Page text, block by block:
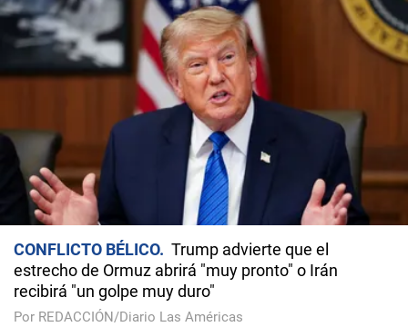
CONFLICTO BÉLICO
Trump advierte que el
estrecho de Ormuz abrirá "muy pronto" o Irán
recibirá "un golpe muy duro"
Por REDACCIÓN/Diario Las Américas